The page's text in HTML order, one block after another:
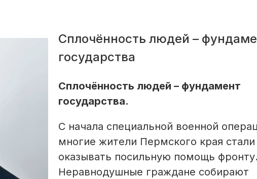
Сплочённость людей –
государства
Сплочённость людей – фундамент
государства.
С начала специальной военной
многие жители Пермского края стали
оказывать посильную помощь фронту.
Неравнодушные граждане собирают